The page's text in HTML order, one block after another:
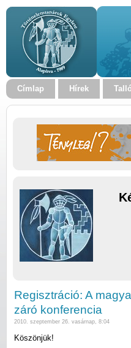
Címlap Hírek
Regisztráció: A
záró konferencia
2010. szeptember 26. vasárnap, 8:04
Köszönjük!